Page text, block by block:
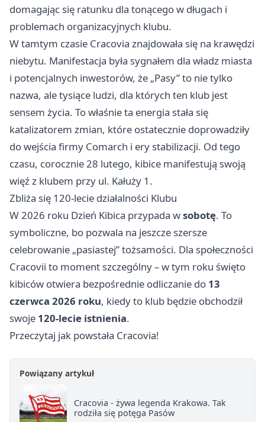
domagając się ratunku dla tonącego w długach i
problemach organizacyjnych klubu.
W tamtym czasie Cracovia znajdowała się na krawędzi
niebytu. Manifestacja była sygnałem dla władz miasta
i potencjalnych inwestorów, że „Pasy” to nie tylko
nazwa, ale tysiące ludzi, dla których ten klub jest
sensem życia. To właśnie ta energia stała się
katalizatorem zmian, które ostatecznie doprowadziły
do wejścia firmy Comarch i ery stabilizacji. Od tego
czasu, corocznie 28 lutego, kibice manifestują swoją
więź z klubem przy ul. Kałuży 1.
Zbliża się 120-lecie działalności Klubu
W 2026 roku Dzień Kibica przypada wsobotę. To
symboliczne, bo pozwala na jeszcze szersze
celebrowanie „pasiastej” tożsamości. Dla społeczności
Cracovii to moment szczególny – w tym roku święto
kibiców otwiera bezpośrednie odliczanie do 13
czerwca 2026 roku, kiedy to klub będzie obchodził
swoje 120-lecie istnienia.
Przeczytaj jak powstała Cracovia!
Powiązany artykuł
Cracovia - żywa legenda Krakowa. Tak
rodziła się potęga Pasów